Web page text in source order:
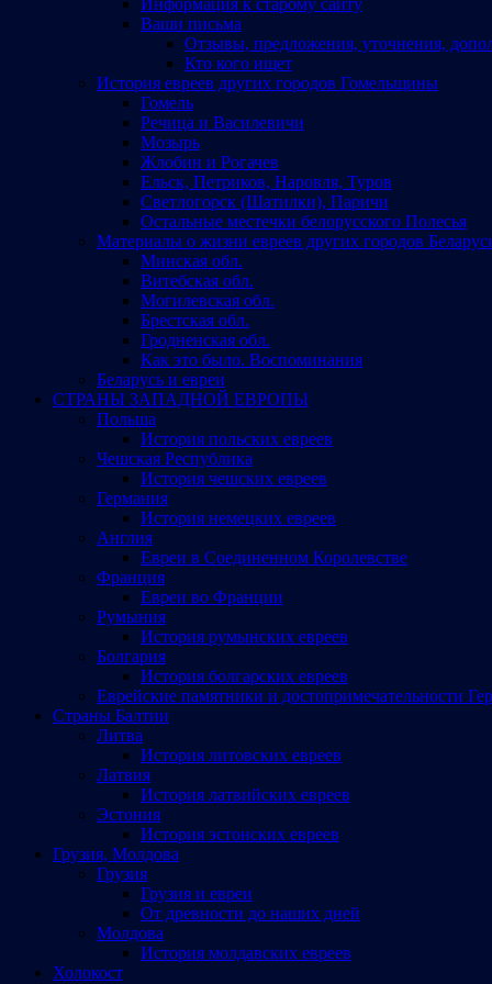
Ваши письма
Отзывы, предложения, уточнения,
Кто кого ищет
История евреев других городов Гомельщины
Гомель
Речица и Василевичи
Мозырь
Жлобин и Рогачев
Ельск, Петриков, Наровля, Туров
Светлогорск (Шатилки), Паричи
Остальные местечки белорусского Полесья
Материалы о жизни евреев других городов
Минская обл.
Витебская обл.
Могилевская обл.
Брестская обл.
Гродненская обл.
Как это было. Воспоминания
Беларусь и евреи
СТРАНЫ ЗАПАДНОЙ ЕВРОПЫ
Польша
История польских евреев
Чешская Республика
История чешских евреев
Германия
История немецких евреев
Англия
Евреи в Соединенном Королевстве
Франция
Евреи во Франции
Румыния
История румынских евреев
Болгария
История болгарских евреев
Еврейские памятники и достопримечательности
Страны Балтии
Литва
История литовских евреев
Латвия
История латвийских евреев
Эстония
История эстонских евреев
Грузия, Молдова
Грузия
Грузия и евреи
От древности до наших дней
Молдова
История молдавских евреев
Холокост